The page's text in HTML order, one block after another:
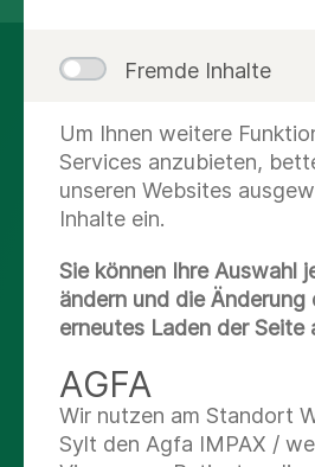
AUF DEM
BLEIBEN
Instagram
Facebook
X
Youtube
Fremde Inhalte
Um Ihnen weitere
Services anzubieten,
unseren Websites
Inhalte ein.
Sie können Ihre Auswahl
ändern und die Änderung
erneutes Laden der Seite
AGFA
Wir nutzen am Standort
Sylt den Agfa IMPAX /